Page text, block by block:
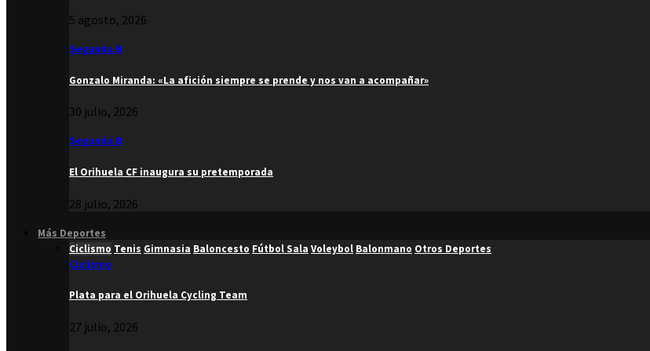
5 agosto, 2026
Segunda B
Gonzalo Miranda: «La afición siempre se prende y nos van a acompañar»
30 julio, 2026
Segunda B
El Orihuela CF inaugura su pretemporada
28 julio, 2026
Más Deportes
Ciclismo Tenis Gimnasia Baloncesto Fútbol Sala Voleybol Balonmano Otros Deportes
Ciclismo
Plata para el Orihuela Cycling Team
27 julio, 2026